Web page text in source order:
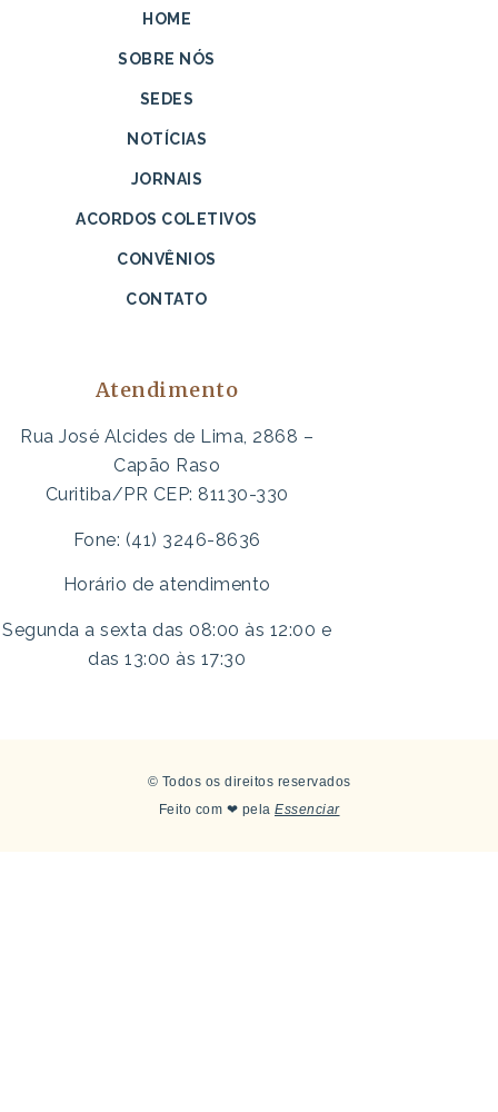
HOME
SOBRE NÓS
SEDES
NOTÍCIAS
JORNAIS
ACORDOS COLETIVOS
CONVÊNIOS
CONTATO
Atendimento
Rua José Alcides de Lima, 2868 –
Capão Raso
Curitiba/PR CEP: 81130-330
Fone: (41) 3246-8636
Horário de atendimento
Segunda a sexta das 08:00 às 12:00 e
das 13:00 às 17:30
© Todos os direitos reservados
Feito com ❤ pela Essenciar